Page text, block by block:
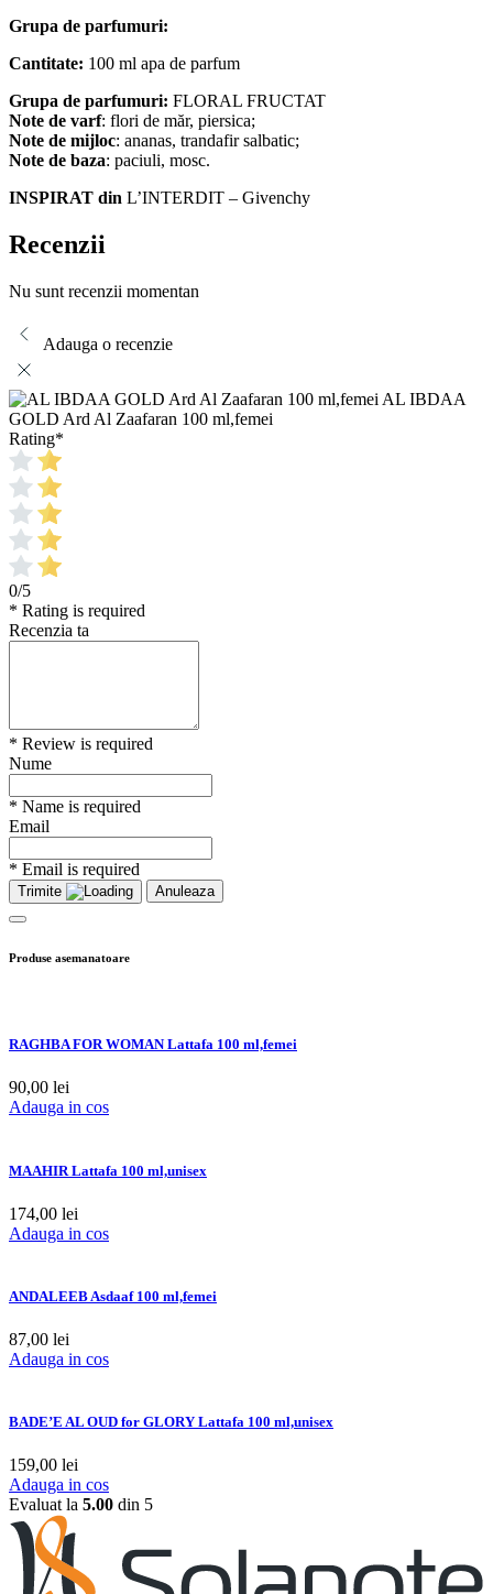
Grupa de parfumuri:
Cantitate: 100 ml apa de parfum
Grupa de parfumuri: FLORAL FRUCTAT
Note de varf: flori de măr, piersica;
Note de mijloc: ananas, trandafir salbatic;
Note de baza: paciuli, mosc.
INSPIRAT din L’INTERDIT – Givenchy
Recenzii
Nu sunt recenzii momentan
Adauga o recenzie
AL IBDAA
GOLD Ard Al Zaafaran 100 ml,femei
Rating*
0/5
* Rating is required
Recenzia ta
* Review is required
Nume
* Name is required
Email
* Email is required
Trimite Anuleaza
Produse asemanatoare
RAGHBA FOR WOMAN Lattafa 100 ml,femei
90,00 lei
Adauga in cos
MAAHIR Lattafa 100 ml,unisex
174,00 lei
Adauga in cos
ANDALEEB Asdaaf 100 ml,femei
87,00 lei
Adauga in cos
BADE’E AL OUD for GLORY Lattafa 100 ml,unisex
159,00 lei
Adauga in cos
Evaluat la 5.00 din 5